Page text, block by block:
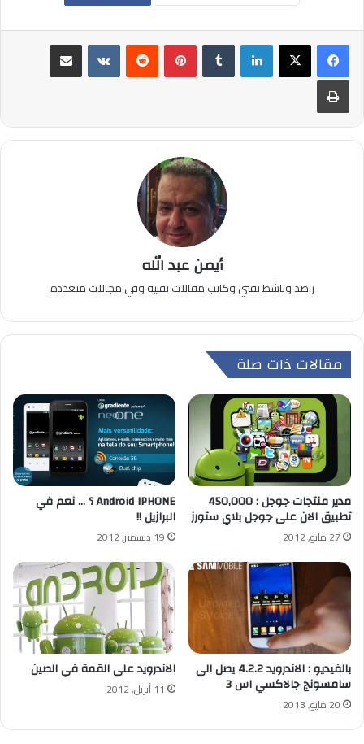
لينكدإن بينتيريست
مشاركة عبر البريد
طباعة
أيمن عبد الله
راصد وناشط تقني وكاتب مقالات تقنية وفي مجالات متعددة
مقالات ذات صلة
مدير منتجات جوجل : 450,000
تطبيق الان على جوجل بلاي ستورز
27 مايو, 2012
Android IPHONE ؟ … نعم في
البرازيل !!
19 ديسمبر, 2012
بالفيديو : الاندرويد 4.2.2 يصل الى
سامسونج جالاكسي اس 3
20 مايو, 2013
الاندرويد على القمة في الصين
11 أبريل, 2012